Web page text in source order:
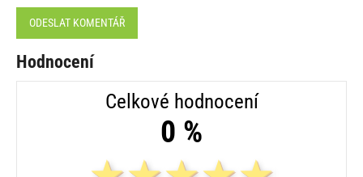
ODESLAT KOMENTÁŘ
Hodnocení
Celkové hodnocení
0 %